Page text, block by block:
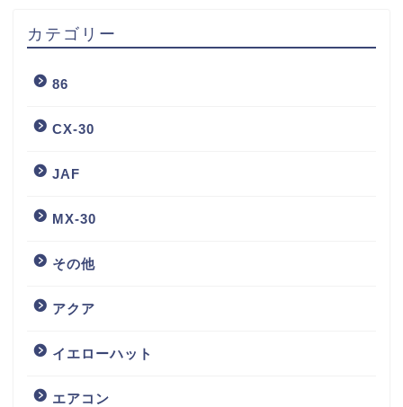
カテゴリー
86
CX-30
JAF
MX-30
その他
アクア
イエローハット
エアコン